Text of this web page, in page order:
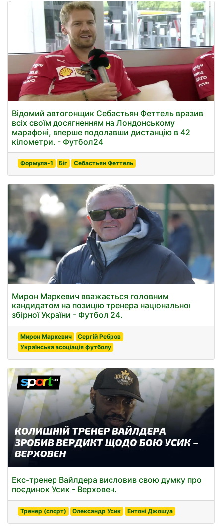
Відомий автогонщик Себастьян Феттель вразив
всіх своїм досягненням на Лондонському
марафоні, вперше подолавши дистанцію в 42
кілометри. - Футбол24
Формула-1 Біг Себастьян Феттель
Мирон Маркевич вважається головним
кандидатом на позицію тренера національної
збірної України - Футбол 24.
Мирон Маркевич
Сергій Ребров
Українська асоціація футболу
Екс-тренер Вайлдера висловив свою думку про
поєдинок Усик - Верховен.
Тренер (спорт) Олександр Усик Ентоні Джошуа